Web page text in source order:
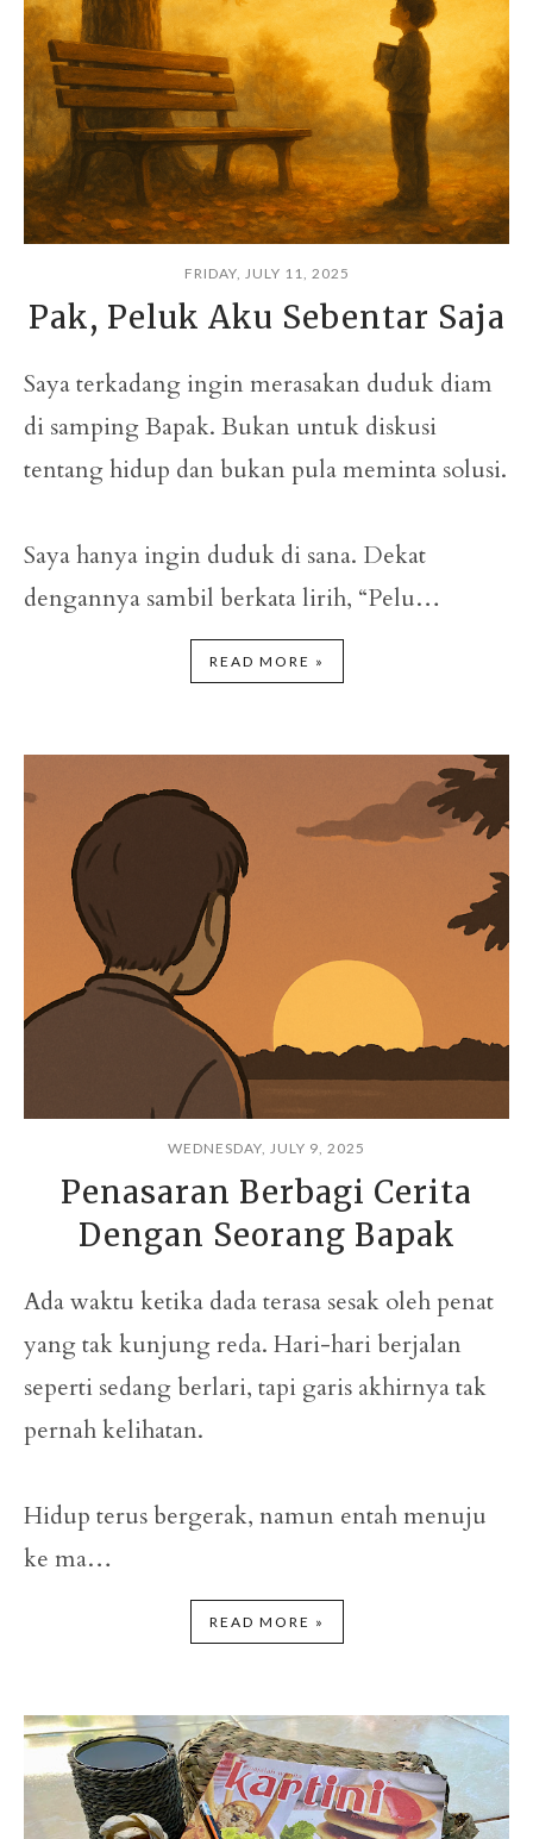
FRIDAY, JULY 11, 2025
Pak, Peluk Aku Sebentar Saja
Saya terkadang ingin merasakan duduk diam
di samping Bapak. Bukan untuk diskusi
tentang hidup dan bukan pula meminta solusi.
Saya hanya ingin duduk di sana. Dekat
dengannya sambil berkata lirih, “Pelu…
READ MORE »
WEDNESDAY, JULY 9, 2025
Penasaran Berbagi Cerita
Dengan Seorang Bapak
Ada waktu ketika dada terasa sesak oleh penat
yang tak kunjung reda. Hari-hari berjalan
seperti sedang berlari, tapi garis akhirnya tak
pernah kelihatan.
Hidup terus bergerak, namun entah menuju
ke ma…
READ MORE »